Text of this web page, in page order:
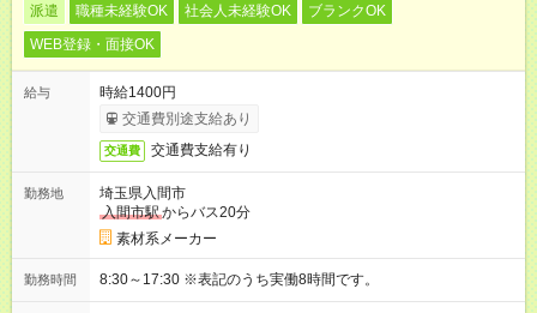
派遣 職種未経験OK 社会人未経験OK
ブランクOK
WEB登録・面接OK
給与
時給1400円
交通費別途支給あり
交通費 交通費支給有り
勤務地
埼玉県入間市
入間市駅からバス20分
素材系メーカー
勤務時間 8:30～17:30 ※表記のうち実働8時間です。